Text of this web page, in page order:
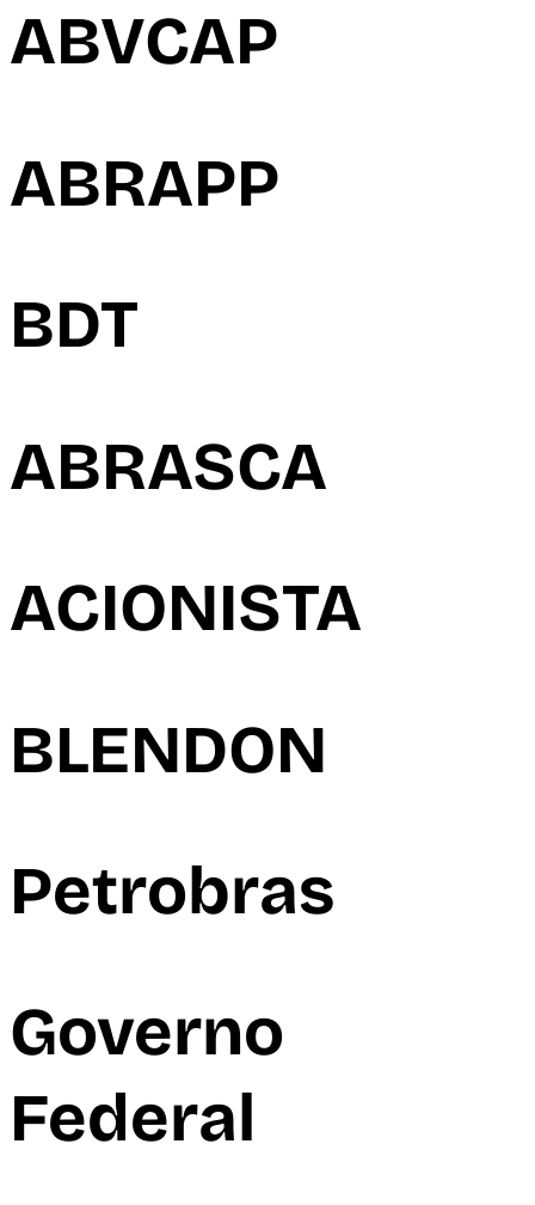
ABVCAP
ABRAPP
BDT
ABRASCA
ACIONISTA
BLENDON
Petrobras
Governo
Federal